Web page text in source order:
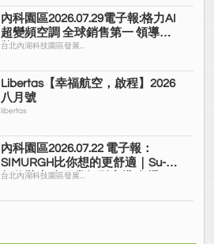
內科園區2026.07.29電子報:格力AI
超變頻空調 全球銷售第一 領導品
牌
台北內湖科技園區發展...
Libertas【幸福航空，啟程】2026
八月號
libertas
內科園區2026.07.22 電子報：
SIMURGH比你想的更舒適｜Su-Si
舒仕裝 都會日常輕鬆穿搭 免燙可
台北內湖科技園區發展...